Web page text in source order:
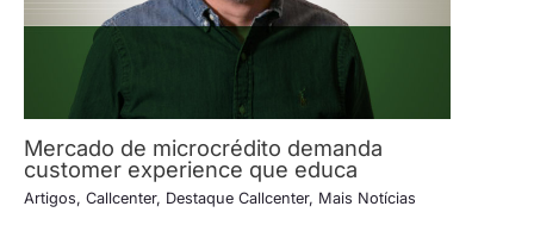
Mercado de microcrédito demanda
customer experience que educa
Artigos, Callcenter, Destaque Callcenter, Mais Notícias